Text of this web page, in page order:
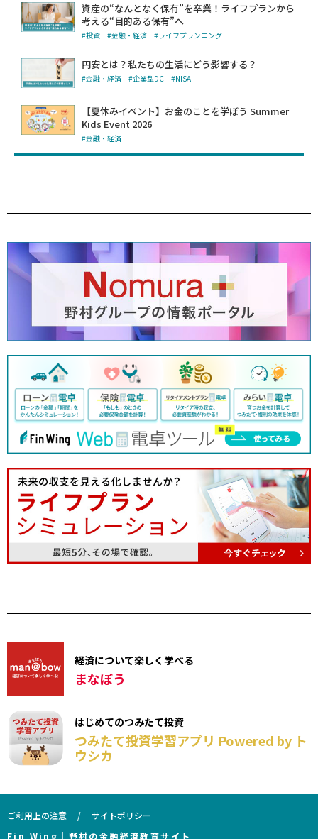
資産の“なんとなく保有”を卒業！ライフプランから
考える“目的ある保有”へ
#投資 #金融・経済 #ライフプランニング
円安とは？私たちの生活にどう影響する？
#金融・経済 #企業型DC #NISA
【夏休みイベント】お金のことを学ぼう Summer
Kids Event 2026
#金融・経済
経済について楽しく学べる
まなぼう
はじめてのつみたて投資
つみたて投資学習アプリ Powered by ト
ウシカ
ご利用上の注意
サイトポリシー
Fin Wing｜野村の金融経済教育サイト